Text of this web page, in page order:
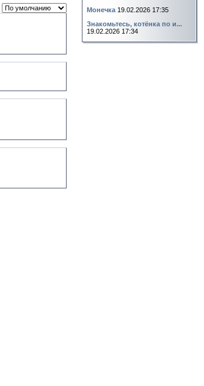
Монечка 19.02.2026 17:35
Знакомьтесь, котёнка по и...
19.02.2026 17:34